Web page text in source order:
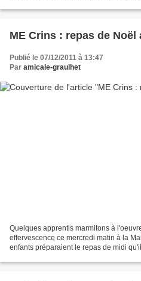
ME Crins : repas de Noël
Publié le 07/12/2011 à 13:47
Par amicale-graulhet
Quelques apprentis marmitons à
effervescence ce mercredi matin à la
enfants préparaient le repas de midi